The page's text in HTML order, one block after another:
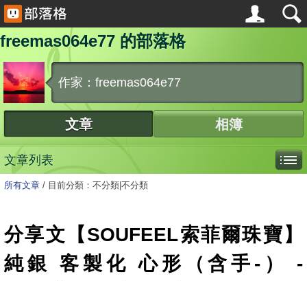
freemas064e77 的部落格
作家：freemas064e77
文章 相簿
文章列表
所有文章 / 目前分類：不分類|不分類
分享文【SOUFEEL索菲爾珠寶】
純銀 客製化 心形（含手-） -